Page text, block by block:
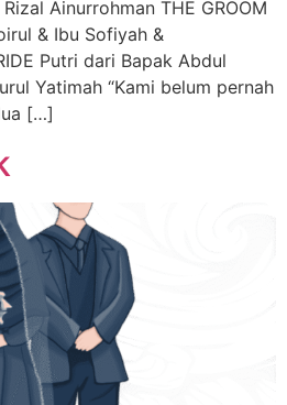
Ainurrohman THE GROOM
& Ibu Sofiyah &
Putri dari Bapak Abdul
Yatimah “Kami belum pernah
[…]